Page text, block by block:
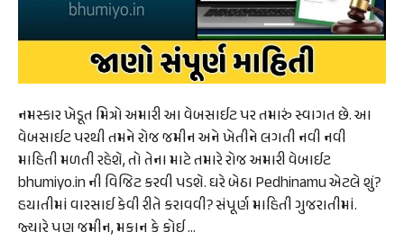
નમસ્કાર ખેડૂત મિત્રો અમારી આ વેબસાઈટ પર તમારું સ્વાગત છે. આ
વેબસાઈટ પરથી તમને રોજ જમીન અને ખેતીને લગતી નવી નવી
માહિતી મળતી રહેશે, તો તેના માટે તમારે રોજ અમારી વેબાઈટ
bhumiyo.in ની વિજિટ કરવી પડશે. ઘરે બેઠા Pedhinamu એટલે શું?
હયાતીમાં વારસાઈ કેવી રીતે કરાવવી? સંપૂર્ણ માહિતી ગુજરાતીમાં.
જ્યારે પણ જમીન, મકાન કે કોઈ …